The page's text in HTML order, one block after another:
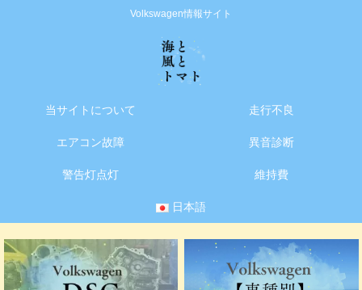
Volkswagen情報サイト
当サイトについて 走行不良
エアコン故障 異音診断
警告灯点灯 維持費
日本語